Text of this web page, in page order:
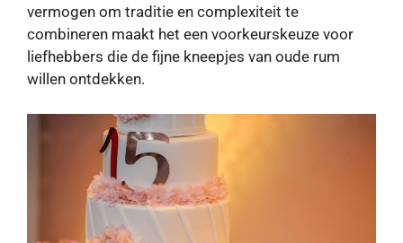
vermogen om traditie en complexiteit te
combineren maakt het een voorkeurskeuze voor
liefhebbers die de fijne kneepjes van oude rum
willen ontdekken.